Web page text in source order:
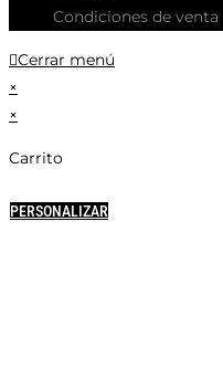
Condiciones de venta
Cerrar menú
×
×
Carrito
PERSONALIZAR